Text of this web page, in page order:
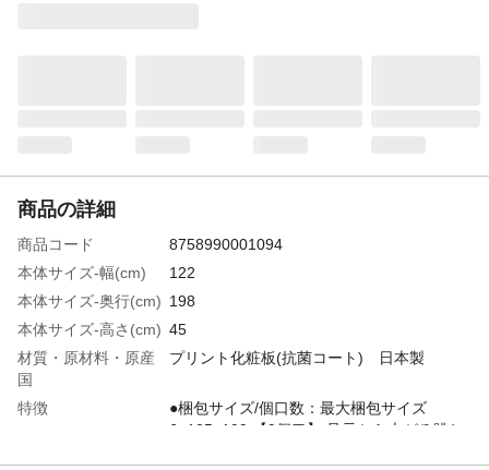
商品の詳細
商品コード
8758990001094
本体サイズ-幅(cm)
122
本体サイズ-奥行(cm) 198
本体サイズ-高さ(cm) 45
材質・原材料・原産
国
プリント化粧板(抗菌コート) 日本製
特徴
●梱包サイズ/個口数：最大梱包サイズ
6×125×199 【9個口】 足元から上がる跳ね